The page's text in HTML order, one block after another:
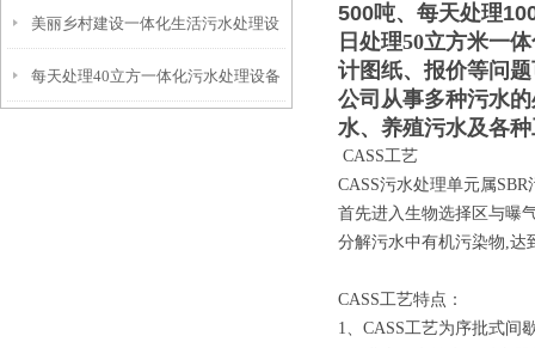
美丽乡村建设一体化生活污水处理设
备
每天处理40立方一体化污水处理设备
500吨、每天处理
日处理50立方米一
计图纸、报价等问
公司从事多种污水
水、养殖污水及各
CASS工艺
CASS污水处理单元属
首先进入生物选择区与曝
分解污水中有机污染物,达
CASS工艺特点：
1、CASS工艺为序批式间